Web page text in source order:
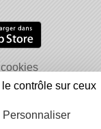
inapproprié
Connexion
contrôle sur ceux
Personnaliser